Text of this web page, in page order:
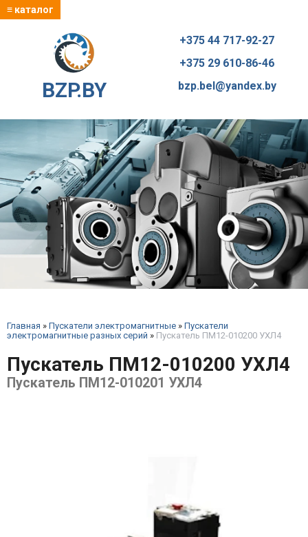
≡ каталог
BZP.BY
+375 44 717-92-27
+375 29 610-86-46
bzp.bel@yandex.by
Главная » Пускатели электромагнитные » Пускатели
электромагнитные разных серий » Пускатель ПМ12-010200 УХЛ4
Пускатель ПМ12-010200 УХЛ4
Пускатель ПМ12-010201 УХЛ4